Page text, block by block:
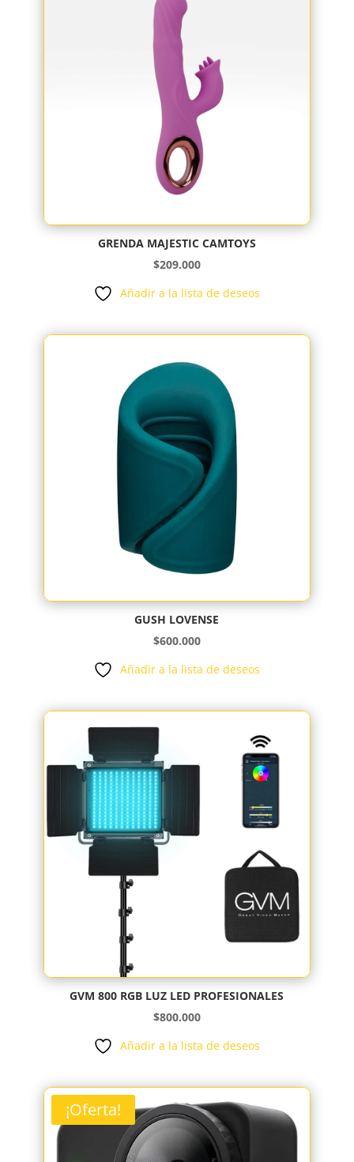
GRENDA MAJESTIC CAMTOYS
$209.000
Añadir a la lista de deseos
GUSH LOVENSE
$600.000
Añadir a la lista de deseos
GVM 800 RGB LUZ LED PROFESIONALES
$800.000
Añadir a la lista de deseos
¡Oferta!